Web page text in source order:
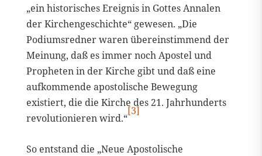
„ein historisches Ereignis in Gottes Annalen
der Kirchengeschichte“ gewesen. „Die
Podiumsredner waren übereinstimmend der
Meinung, daß es immer noch Apostel und
Propheten in der Kirche gibt und daß eine
aufkommende apostolische Bewegung
existiert, die die Kirche des 21. Jahrhunderts
revolutionieren wird.“
[3]
So entstand die „Neue Apostolische